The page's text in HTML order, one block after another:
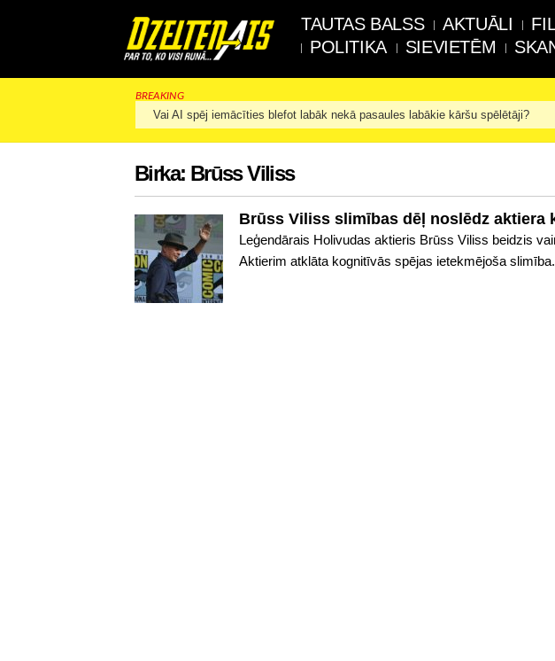
TAUTAS BALSS AKTUĀLI
POLITIKA
SIEVIETĒM
BREAKING
Vai AI spēj iemācīties blefot labāk nekā pasaules labākie kāršu spēlētāji?
Birka: Brūss Viliss
Brūss Viliss slimības dēļ noslēdz aktiera
Leģendārais Holivudas aktieris Brūss Viliss beidzis
Aktierim atklāta kognitīvās spējas ietekmējoša